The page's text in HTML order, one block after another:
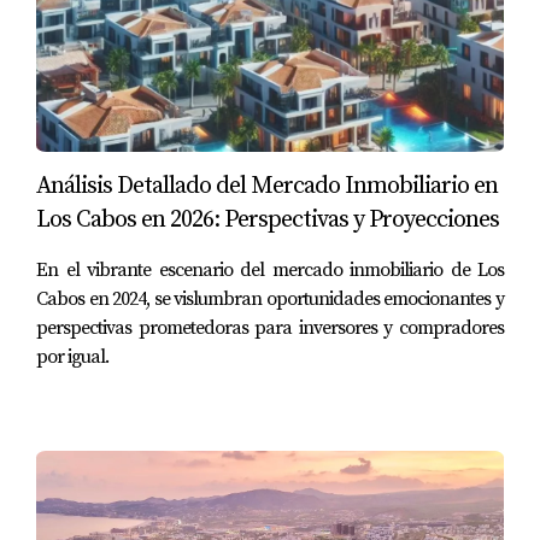
hipotecario favorable y seguir construyendo riqueza,
te recomendamos la siguiente estrategia:
Mantén un buen historial crediticio: Asegúrate
de pagar todas tus deudas a tiempo y evitar el
sobreendeudamiento. Utiliza tarjetas de
crédito de forma responsable y no utilices más
Ahorra para un enganche fuerte: Aportar al
menos el
20% del valor de la propiedadcomo
mensualidad más baja.
Diversifica tus ingresos: Si además de alquilar
Análisis Detallado del Mercado Inmobiliario en
Los Cabos en 2026: Perspectivas y Proyecciones
En el vibrante escenario del mercado inmobiliario de Los
Cabos en 2024, se vislumbran oportunidades emocionantes y
perspectivas prometedoras para inversores y compradores
por igual.